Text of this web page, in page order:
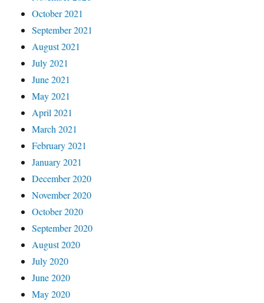
October 2021
September 2021
August 2021
July 2021
June 2021
May 2021
April 2021
March 2021
February 2021
January 2021
December 2020
November 2020
October 2020
September 2020
August 2020
July 2020
June 2020
May 2020